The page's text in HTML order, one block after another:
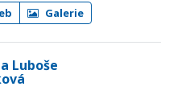
Galerie
Luboše